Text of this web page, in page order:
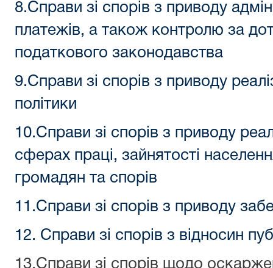
8.Справи зі спорів з приводу
платежів, а також контролю за
податкового законодавства
9.Справи зі спорів з приводу
політики
10.Справи зі спорів з приводу
сферах праці, зайнятості
громадян та спорів
11.Справи зі спорів з приводу
12. Справи зі спорів з відносин
13.Справи зі спорів щодо